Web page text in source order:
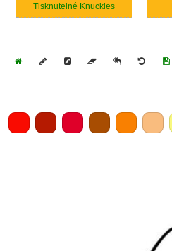
Tisknutelné Knuckles